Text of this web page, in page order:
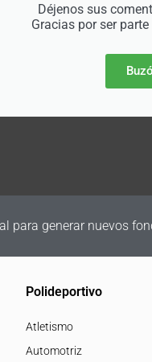
Déjenos sus
Gracias por ser
para generar nuevos
Polideportivo
Atletismo
Automotriz